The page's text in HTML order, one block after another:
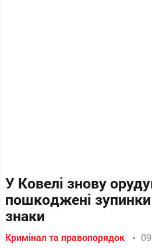
У Ковелі знову
пошкоджені
знаки
Кримінал та правопорядок